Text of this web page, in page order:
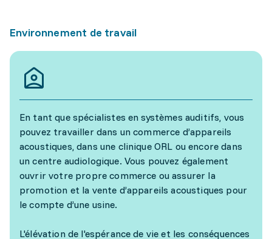
Environnement de travail
En tant que spécialistes en systèmes auditifs, vous
pouvez travailler dans un commerce d’appareils
acoustiques, dans une clinique ORL ou encore dans
un centre audiologique. Vous pouvez également
ouvrir votre propre commerce ou assurer la
promotion et la vente d’appareils acoustiques pour
le compte d’une usine.
L'élévation de l'espérance de vie et les conséquences